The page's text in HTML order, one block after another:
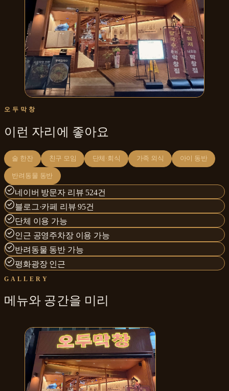
오두막창
이런 자리에 좋아요
술 한잔 친구 모임 단체·회식 가족 외식 아이 동반
반려동물 동반
네이버 방문자 리뷰 524건
블로그·카페 리뷰 95건
단체 이용 가능
인근 공영주차장 이용 가능
반려동물 동반 가능
평화광장 인근
GALLERY
메뉴와 공간을 미리